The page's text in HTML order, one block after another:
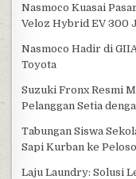
Nasmoco Kuasai
Veloz Hybrid EV 300
Nasmoco Hadir di
Toyota
Suzuki Fronx Resmi
Pelanggan Setia
Tabungan Siswa
Sapi Kurban ke
Laju Laundry: Solusi